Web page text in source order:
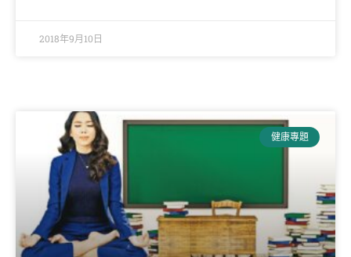
2018年9月10日
健康專題